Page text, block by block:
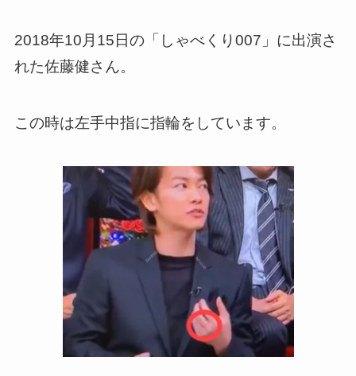
2018年10月15日の「しゃべくり007」に出演さ
れた佐藤健さん。
この時は左手中指に指輪をしています。